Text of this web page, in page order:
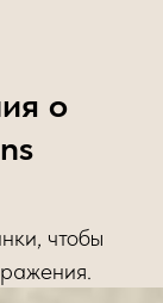
о
чтобы